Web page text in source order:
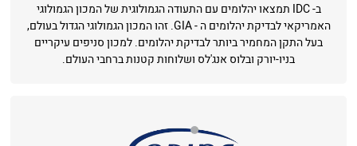
ב- IDC תמצאו יהלומים עם התעודה הגמולוגית של המכון הגמולוגי
האמריקאי לבדיקת יהלומים ה - GIA. זהו המכון הגמולוגי הגדול בעולם,
בעל התקן המחמיר ביותר לבדיקת יהלומים. למכון סניפים עיקריים
בניו-יורק ובלוס אנג'לס ושלוחות קטנות ברחבי העולם.